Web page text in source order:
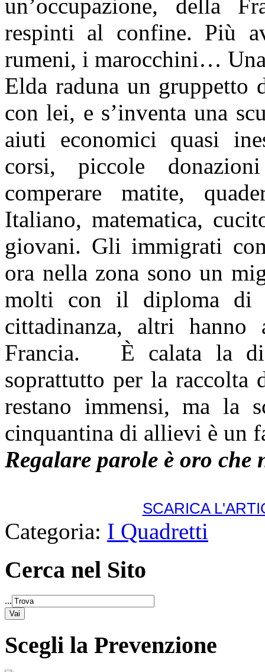
un’occupazione, della
respinti al confine. Più
rumeni, i marocchini…
Elda raduna un
con lei, e s’inventa una
aiuti economici quasi
corsi, piccole
comperare matite,
Italiano, matematica,
giovani. Gli immigrati
ora nella zona sono un
molti con il diploma di
cittadinanza, altri
Francia. È calata la
soprattutto per la raccolta
restano immensi, ma la
cinquantina di allievi è un
Regalare parole è oro che
SCARICA
Categoria: I Quadretti
Cerca nel Sito
...
Scegli la Prevenzione